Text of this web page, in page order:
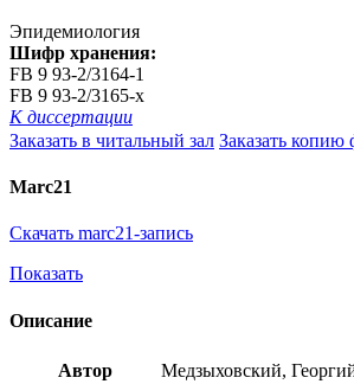
Эпидемиология
Шифр хранения:
FB 9 93-2/3164-1
FB 9 93-2/3165-x
К диссертации
Заказать в читальный зал Заказать копию
Marc21
Скачать marc21-запись
Показать
Описание
Автор Медзыховский,